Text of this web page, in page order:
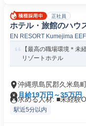
正社員
ホテル・旅館のハウ
EN RESORT Kumejima
【最高の職場環境＊未
リゾートホテル
沖縄県島尻郡久米島
月給19万円～35万円
求める人材: ■未経験
駅近5分以内